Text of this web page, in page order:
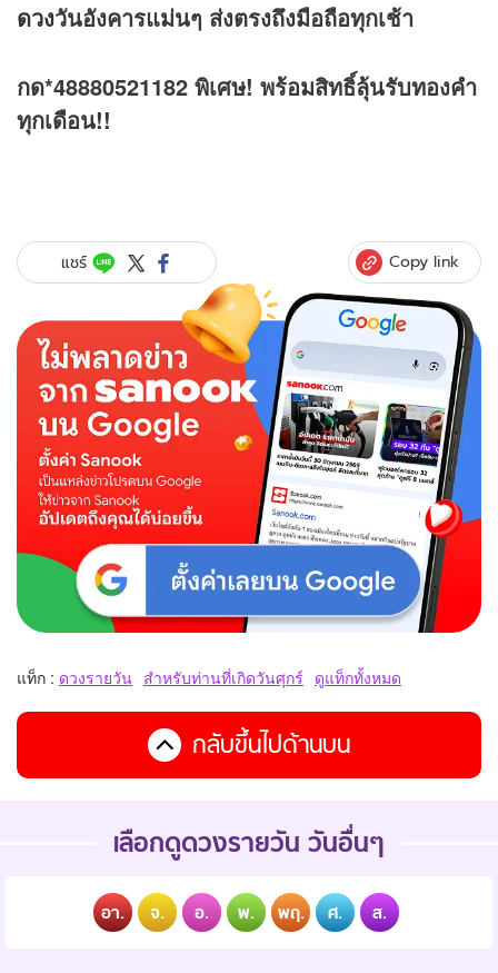
ดวงวันอังคารแม่นๆ ส่งตรงถึงมือถือทุกเช้า
กด*48880521182 พิเศษ! พร้อมสิทธิ์ลุ้นรับทองคำ
ทุกเดือน!!
แชร์ Copy link
แท็ก : ดวงรายวัน สำหรับท่านที่เกิดวันศุกร์ ดูแท็กทั้งหมด
กลับขึ้นไปด้านบน
เลือกดูดวงรายวัน วันอื่นๆ
อา. จ. อ. พ. พฤ. ศ. ส.